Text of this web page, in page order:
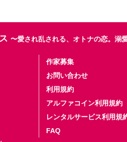
〜愛され乱される、オトナの恋。溺
作家募集
お問い合わせ
利用規約
アルファコイン利用規約
レンタルサービス利用規
FAQ